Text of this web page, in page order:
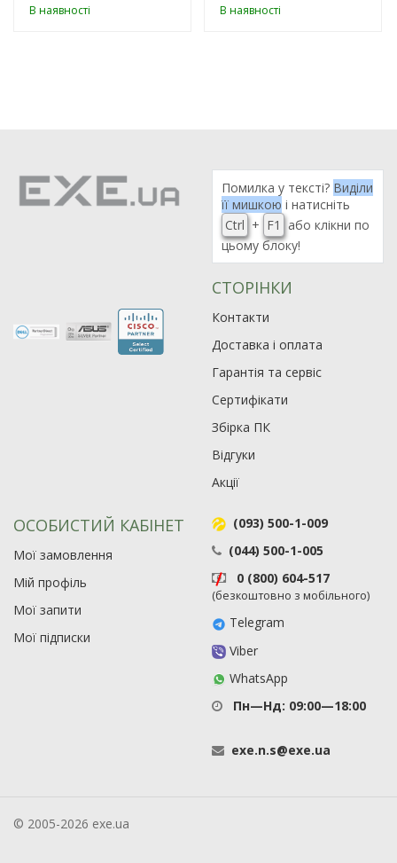
В наявності В наявності
Помилка у тексті? Виділи
її мишкою і натисніть
Ctrl + F1
або клікни по
цьому блоку!
СТОРІНКИ
Контакти
Доставка і оплата
Гарантія та сервіс
Сертифікати
Збірка ПК
Відгуки
Акції
ОСОБИСТИЙ КАБІНЕТ
Мої замовлення
Мій профіль
Мої запити
Мої підписки
(093) 500-1-009
(044) 500-1-005
0 (800) 604-517
(безкоштовно з мобільного)
Telegram
Viber
WhatsApp
Пн—Нд: 09:00—18:00
exe.n.s@exe.ua
© 2005-2026 exe.ua